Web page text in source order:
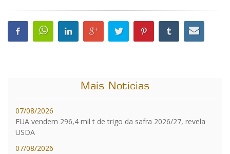
Mais Notícias
07/08/2026
EUA vendem 296,4 mil t de trigo da safra 2026/27, revela
USDA
07/08/2026